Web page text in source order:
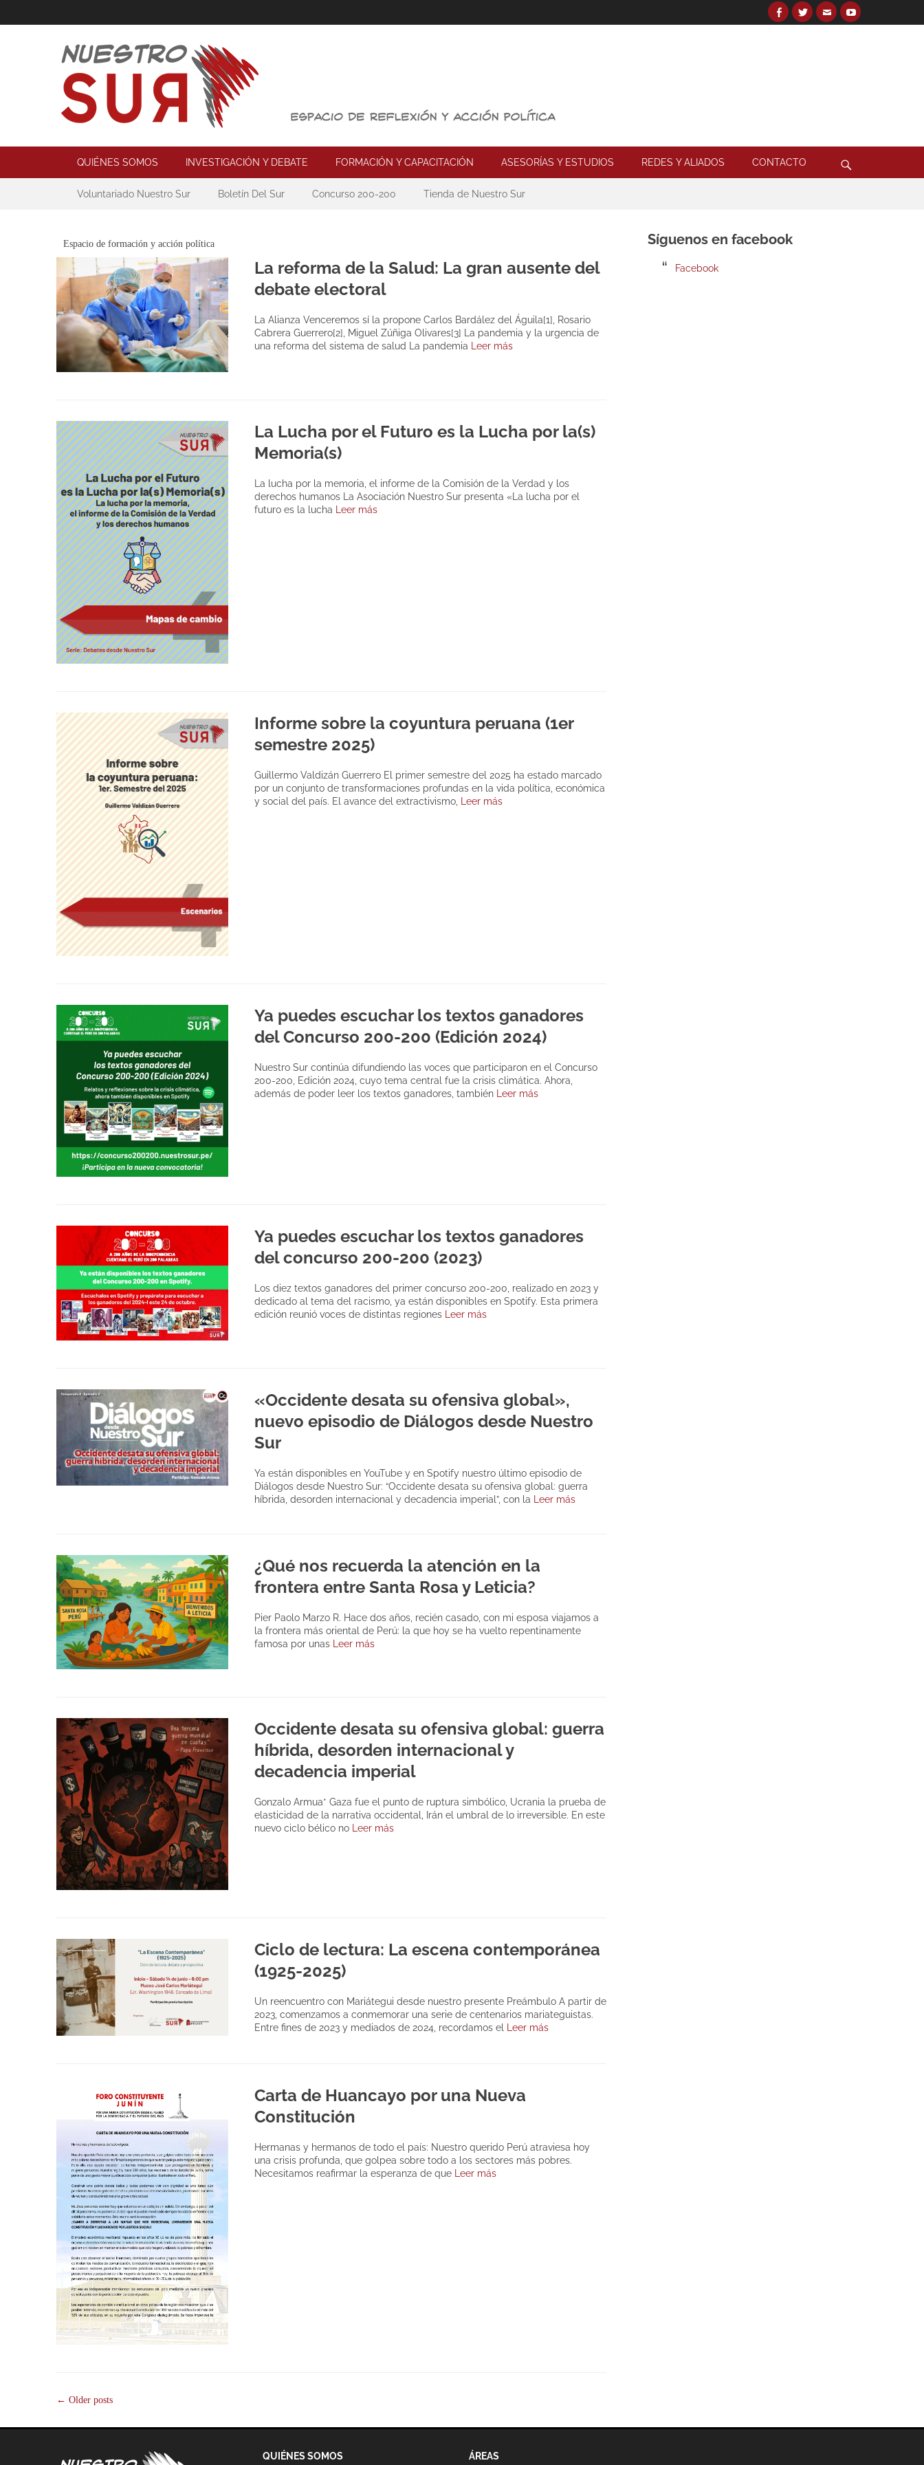
Facebook
TwitterEmailYouTube
Nuestro Sur
Espacio de reflexión y acción política
Primary Menu
QUIÉNES SOMOS INVESTIGACIÓN Y DEBATE FORMACIÓN Y CAPACITACIÓN ASESORÍAS Y ESTUDIOS REDES Y ALIADOS CONTACTO
Secondary Menu
Voluntariado Nuestro Sur Boletín Del Sur Concurso 200-200 Tienda de Nuestro Sur
Espacio de formación y acción política
La reforma de la Salud: La gran ausente del
debate electoral
La Alianza Venceremos sí la propone Carlos Bardález del Águila[1], Rosario
Cabrera Guerrero[2], Miguel Zúñiga Olivares[3] La pandemia y la urgencia de
una reforma del sistema de salud La pandemia
Leer más
La Lucha por el Futuro es la Lucha por la(s)
Memoria(s)
La lucha por la memoria, el informe de la Comisión de la Verdad y los
derechos humanos La Asociación Nuestro Sur presenta «La lucha por el
futuro es la lucha
Leer más
Informe sobre la coyuntura peruana (1er
semestre 2025)
Guillermo Valdizán Guerrero El primer semestre del 2025 ha estado marcado
por un conjunto de transformaciones profundas en la vida política, económica
y social del país. El avance del extractivismo, Leer más
Ya puedes escuchar los textos ganadores
del Concurso 200-200 (Edición 2024)
Nuestro Sur continúa difundiendo las voces que participaron en el Concurso
200-200, Edición 2024, cuyo tema central fue la crisis climática. Ahora,
además de poder leer los textos ganadores, también
Leer más
Ya puedes escuchar los textos ganadores
del concurso 200-200 (2023)
Los diez textos ganadores del primer concurso 200-200, realizado en 2023 y
dedicado al tema del racismo, ya están disponibles en Spotify. Esta primera
edición reunió voces de distintas regiones
Leer más
«Occidente desata su ofensiva global»,
nuevo episodio de Diálogos desde Nuestro
Sur
Ya están disponibles en YouTube y en Spotify nuestro último episodio de
Diálogos desde Nuestro Sur: “Occidente desata su ofensiva global: guerra
híbrida, desorden internacional y decadencia imperial”, con la
Leer más
¿Qué nos recuerda la atención en la
frontera entre Santa Rosa y Leticia?
Pier Paolo Marzo R. Hace dos años, recién casado, con mi esposa viajamos a
la frontera más oriental de Perú: la que hoy se ha vuelto repentinamente
famosa por unas
Leer más
Occidente desata su ofensiva global: guerra
híbrida, desorden internacional y
decadencia imperial
Gonzalo Armua* Gaza fue el punto de ruptura simbólico, Ucrania la prueba de
elasticidad de la narrativa occidental, Irán el umbral de lo irreversible. En este
nuevo ciclo bélico no Leer más
Ciclo de lectura: La escena contemporánea
(1925-2025)
Un reencuentro con Mariátegui desde nuestro presente Preámbulo A partir de
2023, comenzamos a conmemorar una serie de centenarios mariateguistas.
Entre fines de 2023 y mediados de 2024, recordamos el Leer más
Carta de Huancayo por una Nueva
Constitución
Hermanas y hermanos de todo el país: Nuestro querido Perú atraviesa hoy
una crisis profunda, que golpea sobre todo a los sectores más pobres.
Necesitamos reafirmar la esperanza de que
Leer más
Post
navigation
← Older posts
Síguenos en facebook
Facebook
QUIÉNES SOMOS ÁREAS